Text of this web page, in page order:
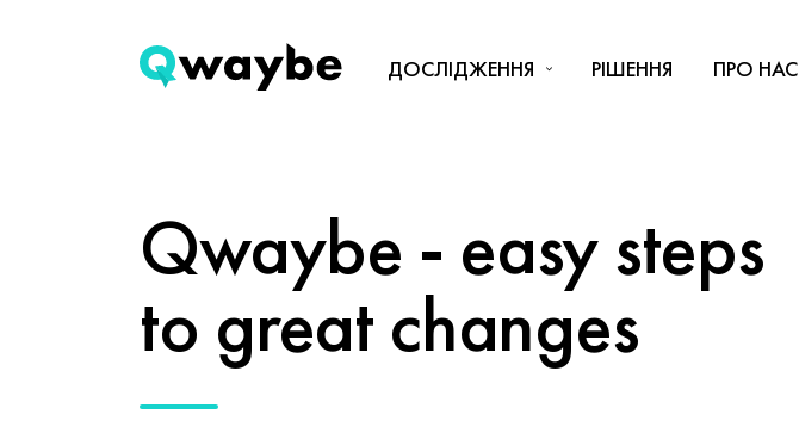
ДОСЛІДЖЕННЯ РІШЕННЯ ПРО НАС
Qwaybe - easy steps
to great changes